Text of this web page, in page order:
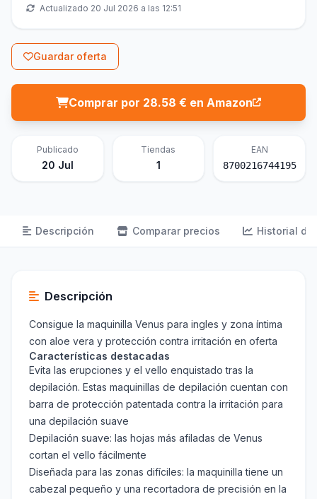
Actualizado 20 Jul 2026 a las 12:51
Guardar oferta
Comprar por 28.58 € en Amazon
Publicado
20 Jul
Tiendas
1
EAN
8700216744195
Descripción Comparar precios Historial de
Descripción
Consigue la maquinilla Venus para ingles y zona íntima
con aloe vera y protección contra irritación en oferta
Características destacadas
Evita las erupciones y el vello enquistado tras la
depilación. Estas maquinillas de depilación cuentan con
barra de protección patentada contra la irritación para
una depilación suave
Depilación suave: las hojas más afiladas de Venus
cortan el vello fácilmente
Diseñada para las zonas difíciles: la maquinilla tiene un
cabezal pequeño y una recortadora de precisión en la